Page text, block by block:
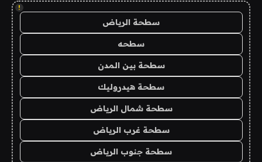
!
سطحة الرياض
سطحه
سطحة بين المدن
سطحة هيدروليك
سطحة شمال الرياض
سطحة غرب الرياض
سطحة جنوب الرياض